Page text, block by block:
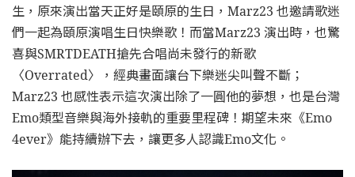
生，原來演出當天正好是頤原的生日，Marz23 也邀請歌迷
們一起為頤原演唱生日快樂歌！而當Marz23 演出時，也驚
喜與SMRTDEATH搶先合唱尚未發行的新歌
〈Overrated〉，經典畫面讓台下樂迷尖叫聲不斷；
Marz23 也感性表示這次演出除了一圓他的夢想，也是台灣
Emo類型音樂與海外接軌的重要里程碑！期望未來《Emo
4ever》能持續辦下去，讓更多人認識Emo文化。